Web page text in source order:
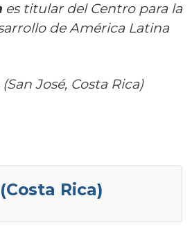
es titular del Centro para la
de América Latina
José, Costa Rica)
Rica)